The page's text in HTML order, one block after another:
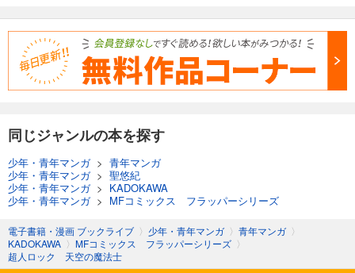
同じジャンルの本を探す
少年・青年マンガ> 青年マンガ
少年・青年マンガ> 聖悠紀
少年・青年マンガ> KADOKAWA
少年・青年マンガ> MFコミックス フラッパーシリーズ
電子書籍・漫画 ブックライブ 〉 少年・青年マンガ 〉 青年マンガ 〉
KADOKAWA 〉 MFコミックス フラッパーシリーズ 〉
超人ロック 天空の魔法士